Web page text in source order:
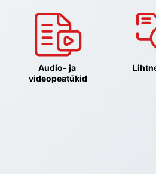
Audio- ja
videopeatükid